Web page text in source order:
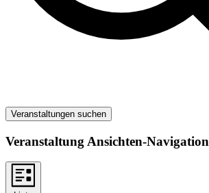
Veranstaltungen suchen
Veranstaltung Ansichten-Navigation